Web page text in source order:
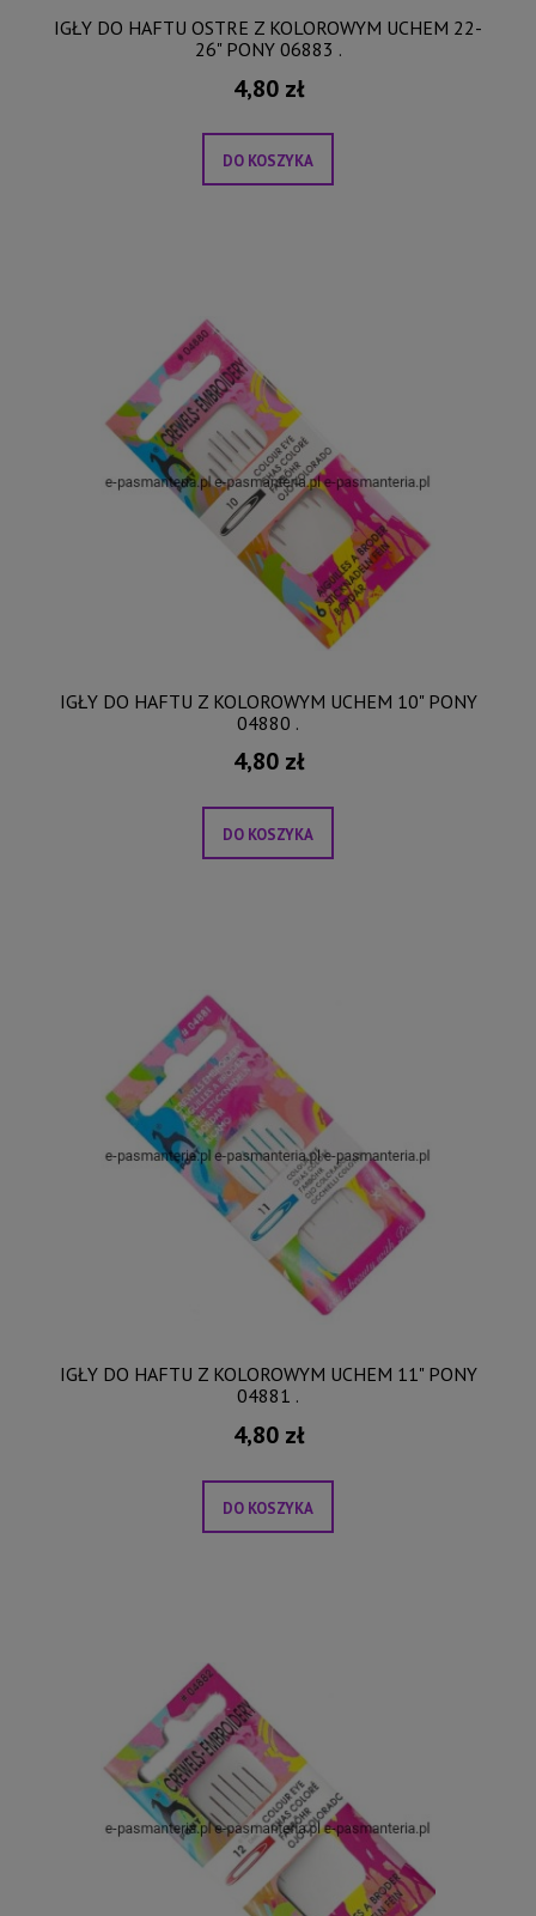
IGŁY DO HAFTU OSTRE Z KOLOROWYM UCHEM 22-
26" PONY 06883 .
4,80 zł
DO KOSZYKA
IGŁY DO HAFTU Z KOLOROWYM UCHEM 10" PONY
04880 .
4,80 zł
DO KOSZYKA
IGŁY DO HAFTU Z KOLOROWYM UCHEM 11" PONY
04881 .
4,80 zł
DO KOSZYKA